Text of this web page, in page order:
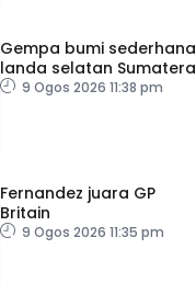
Gempa bumi sederhana
landa selatan Sumatera
9 Ogos 2026 11:38 pm
Fernandez juara GP
Britain
9 Ogos 2026 11:35 pm